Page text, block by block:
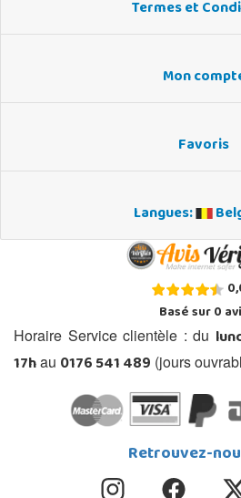
Termes et
Mon
Favoris
Langues:
Basé sur0
Horaire Service clientèle : du
17hau 0176 541 489 (jours
Retrouvez-